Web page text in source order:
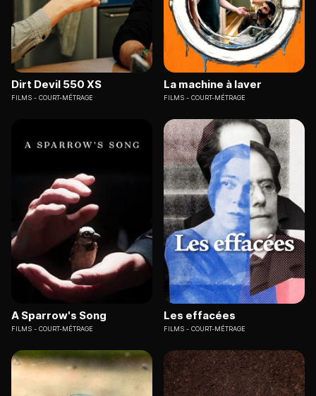
Dirt Devil 550 XS
FILMS COURT-MÉTRAGE
La machine à laver
FILMS COURT-MÉTRAGE
A Sparrow's Song
FILMS COURT-MÉTRAGE
Les effacées
FILMS COURT-MÉTRAGE